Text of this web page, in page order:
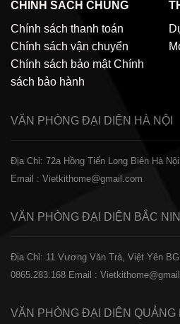
CHÍNH SÁCH CHUNG
Chính sách thanh toán
Chính sách vận chuyển
Chính sách bảo mật Chính
sách bảo hành
VĂN PHÒNG ĐẠI DIỆN HÀ NỘI
Địa Chỉ: 72a Hồng Tiến Long Biên Hà Nội
Email : Vietkithome@gmail.com
VĂN PHÒNG ĐẠI DIỆN BẮC
Địa Chỉ: 11 Vương Văn Trà, Việt Yên
0865.283.168 Email :
VĂN PHÒNG ĐẠI DIỆN QUẢNG